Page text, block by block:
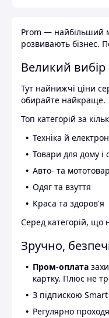
Prom — найбільший
розвивають бізнес.
Великий
Тут найнижчі ціни
обирайте найкраще.
Топ категорій за
Техніка й
Товари для дому і
Авто- та
Одяг та взуття
Краса та здоров'я
Серед категорій, що
Зручно,
Пром-оплата
картку. Плюс не
З підпискою Smart
Регулярно